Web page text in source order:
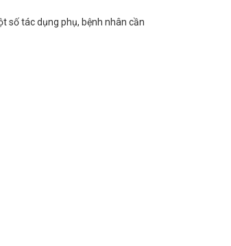
số tác dụng phụ, bệnh nhân cần